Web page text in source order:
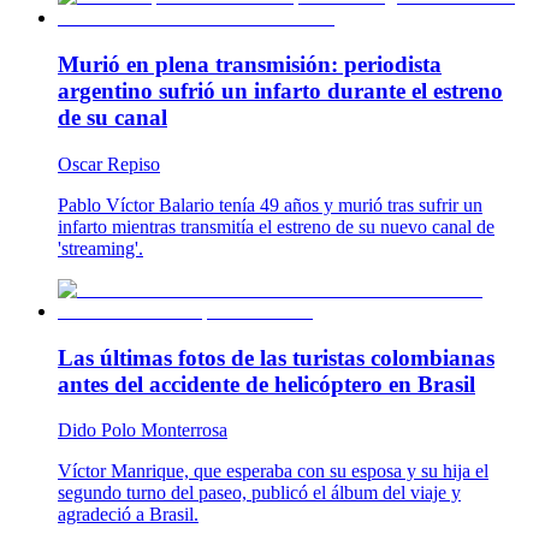
Murió en plena transmisión: periodista
argentino sufrió un infarto durante el estreno
de su canal
Oscar Repiso
Pablo Víctor Balario tenía 49 años y murió tras sufrir un
infarto mientras transmitía el estreno de su nuevo canal de
'streaming'.
Las últimas fotos de las turistas colombianas
antes del accidente de helicóptero en Brasil
Dido Polo Monterrosa
Víctor Manrique, que esperaba con su esposa y su hija el
segundo turno del paseo, publicó el álbum del viaje y
agradeció a Brasil.